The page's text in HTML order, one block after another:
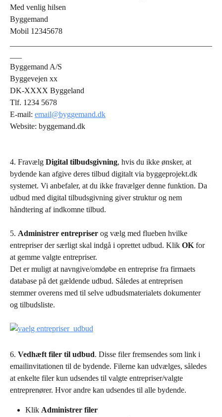
Med venlig hilsen
Byggemand
Mobil 12345678
Byggemand A/S
Byggevejen xx
DK-XXXX Byggeland
Tlf. 1234 5678
E-mail: email@byggemand.dk
Website: byggemand.dk
4. Fravælg Digital tilbudsgivning, hvis du ikke ønsker, at
bydende kan afgive deres tilbud digitalt via byggeprojekt.dk
systemet. Vi anbefaler, at du ikke fravælger denne funktion. Da
udbud med digital tilbudsgivning giver struktur og nem
håndtering af indkomne tilbud.
5. Administrer entrepriser og vælg med flueben hvilke
entrepriser der særligt skal indgå i oprettet udbud. Klik OK for
at gemme valgte entrepriser.
Det er muligt at navngive/omdøbe en entreprise fra firmaets
database på det gældende udbud. Således at entreprisen
stemmer overens med til selve udbudsmaterialets dokumenter
og tilbudsliste.
6. Vedhæft filer til udbud. Disse filer fremsendes som link i
emailinvitationen til de bydende. Filerne kan udvælges, således
at enkelte filer kun udsendes til valgte entrepriser/valgte
entreprenører. Hvor andre kan udsendes til alle bydende.
Klik Administrer filer